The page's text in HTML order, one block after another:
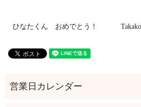
ひなたくん おめでとう！